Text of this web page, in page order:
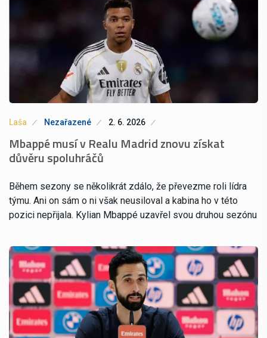
Laša Nezařazené 2. 6. 2026
Mbappé musí v Realu Madrid znovu získat
důvěru spoluhráčů
Během sezony se několikrát zdálo, že převezme roli lídra
týmu. Ani on sám o ni však neusiloval a kabina ho v této
pozici nepřijala. Kylian Mbappé uzavřel svou druhou sezónu